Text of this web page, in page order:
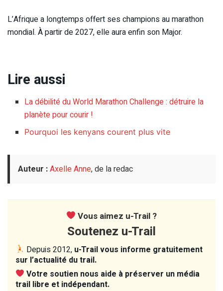
L’Afrique a longtemps offert ses champions au marathon
mondial. À partir de 2027, elle aura enfin son Major.
Lire aussi
La débilité du World Marathon Challenge : détruire la
planète pour courir !
Pourquoi les kenyans courent plus vite
Auteur :Axelle Anne, de la redac
Vous aimez u-Trail ?
Soutenez u-Trail
Depuis 2012, u-Trail vous informe gratuitement
sur l’actualité du trail.
Votre soutien nous aide à préserver un média
trail libre et indépendant.